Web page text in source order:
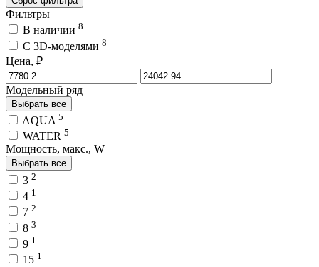
Фильтры
В наличии 8
C 3D-моделями 8
Цена, ₽
Модельный ряд
Выбрать все
AQUA 5
WATER 5
Мощность, макс., W
Выбрать все
3 2
4 1
7 2
8 3
9 1
15 1